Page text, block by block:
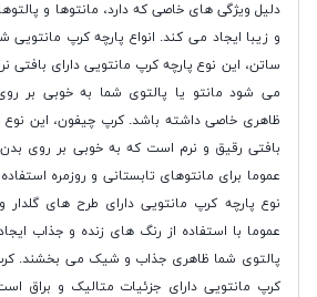
دلیل ویژگی های خاصی که دارد، مانتوها و
و زیبا ایجاد می کند. انواع پارچه کرپ
ساتن، این نوع پارچه کرپ مانتویی دارای
می شود مانتو یا پالتوی شما به خوبی بر
ظاهری خاصی داشته باشد. کرپ چیفون، این نوع
بافتی رقیق و نرم است که به خوبی بر روی بدن
عموما برای مانتوهای تابستانی و روزمره
نوع پارچه کرپ مانتویی دارای طرح های
عموما با استفاده از رنگ های زنده و جذاب
پالتوی شما ظاهری جذاب و شیک می بخشند. کرپ
کرپ مانتویی دارای جزئیات متالیک و براق